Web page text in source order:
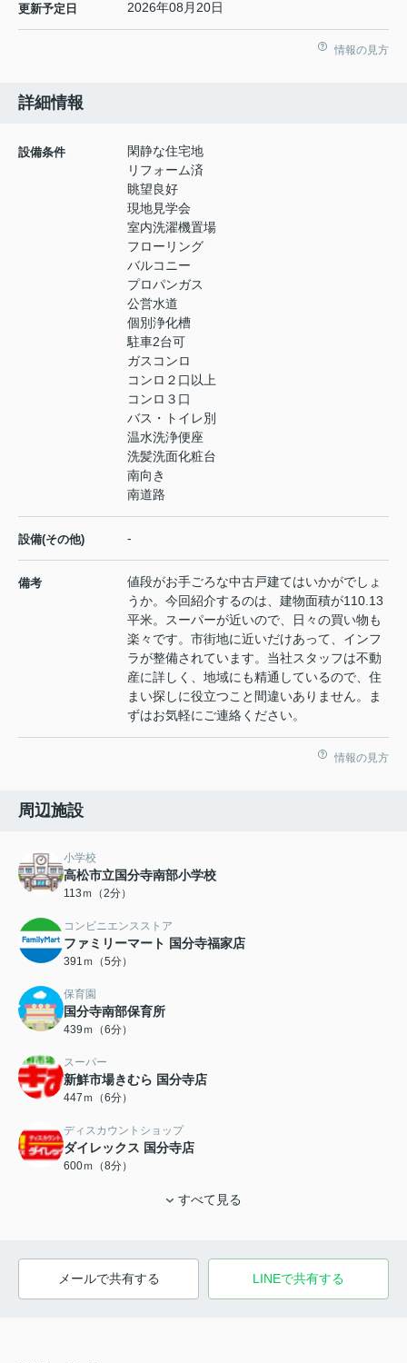
更新予定日 2026年08月20日
情報の見方
詳細情報
設備条件
閑静な住宅地
リフォーム済
眺望良好
現地見学会
室内洗濯機置場
フローリング
バルコニー
プロパンガス
公営水道
個別浄化槽
駐車2台可
ガスコンロ
コンロ２口以上
コンロ３口
バス・トイレ別
温水洗浄便座
洗髪洗面化粧台
南向き
南道路
設備(その他) -
備考
値段がお手ごろな中古戸建てはいかがでしょ
うか。今回紹介するのは、建物面積が110.13
平米。スーパーが近いので、日々の買い物も
楽々です。市街地に近いだけあって、インフ
ラが整備されています。当社スタッフは不動
産に詳しく、地域にも精通しているので、住
まい探しに役立つこと間違いありません。ま
ずはお気軽にご連絡ください。
情報の見方
周辺施設
小学校
高松市立国分寺南部小学校
113ｍ（2分）
コンビニエンスストア
ファミリーマート 国分寺福家店
391ｍ（5分）
保育園
国分寺南部保育所
439ｍ（6分）
スーパー
新鮮市場きむら 国分寺店
447ｍ（6分）
ディスカウントショップ
ダイレックス 国分寺店
600ｍ（8分）
すべて見る
メールで共有する LINEで共有する